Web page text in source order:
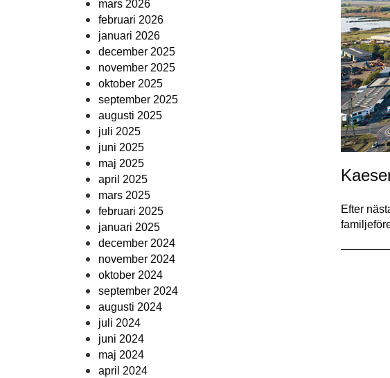
mars 2026
februari 2026
januari 2026
december 2025
november 2025
oktober 2025
september 2025
augusti 2025
juli 2025
juni 2025
maj 2025
april 2025
mars 2025
februari 2025
januari 2025
december 2024
november 2024
oktober 2024
september 2024
augusti 2024
juli 2024
juni 2024
maj 2024
april 2024
Efter